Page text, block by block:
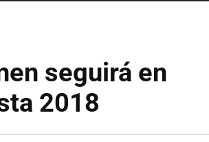
seguirá en
2018